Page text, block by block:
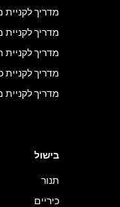
מדריך לקניית
מדריך לקניית
מדריך לקניית
מדריך לקניית
מדריך לקניית
בישול
תנור
כיריים